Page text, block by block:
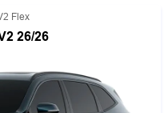
Flex
26/26